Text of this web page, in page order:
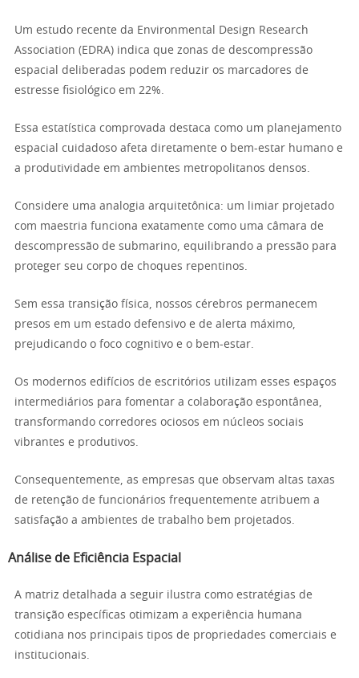
Um estudo recente da Environmental Design Research
Association (EDRA) indica que zonas de descompressão
espacial deliberadas podem reduzir os marcadores de
estresse fisiológico em 22%.
Essa estatística comprovada destaca como um planejamento
espacial cuidadoso afeta diretamente o bem-estar humano e
a produtividade em ambientes metropolitanos densos.
Considere uma analogia arquitetônica: um limiar projetado
com maestria funciona exatamente como uma câmara de
descompressão de submarino, equilibrando a pressão para
proteger seu corpo de choques repentinos.
Sem essa transição física, nossos cérebros permanecem
presos em um estado defensivo e de alerta máximo,
prejudicando o foco cognitivo e o bem-estar.
Os modernos edifícios de escritórios utilizam esses espaços
intermediários para fomentar a colaboração espontânea,
transformando corredores ociosos em núcleos sociais
vibrantes e produtivos.
Consequentemente, as empresas que observam altas taxas
de retenção de funcionários frequentemente atribuem a
satisfação a ambientes de trabalho bem projetados.
Análise de Eficiência Espacial
A matriz detalhada a seguir ilustra como estratégias de
transição específicas otimizam a experiência humana
cotidiana nos principais tipos de propriedades comerciais e
institucionais.